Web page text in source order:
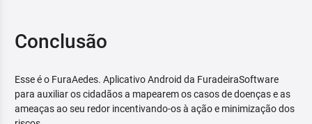
Conclusão
Esse é o FuraAedes. Aplicativo Android da FuradeiraSoftware
para auxiliar os cidadãos a mapearem os casos de doenças e as
ameaças ao seu redor incentivando-os à ação e minimização dos